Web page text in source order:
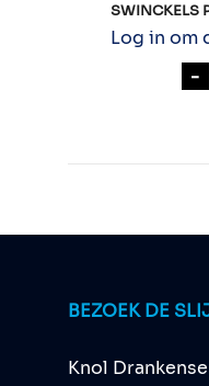
SWINCKELS
Log in om
-
BEZOEK DE
Knol